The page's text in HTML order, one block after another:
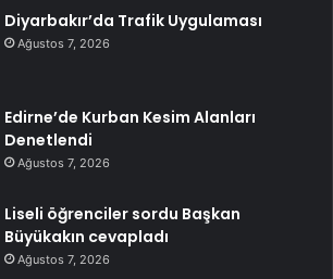
Diyarbakır’da Trafik Uygulaması
Ağustos 7, 2026
Edirne’de Kurban Kesim Alanları
Denetlendi
Ağustos 7, 2026
Liseli öğrenciler sordu Başkan
Büyükakın cevapladı
Ağustos 7, 2026